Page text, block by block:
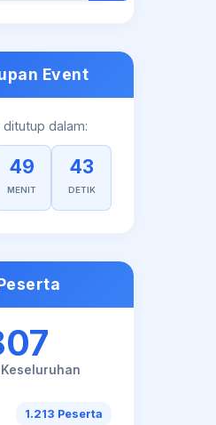
Event
dalam:
49
MENIT
42
DETIK
1.213 Peserta